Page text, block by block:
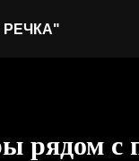
РЕЧКА"
рядом с